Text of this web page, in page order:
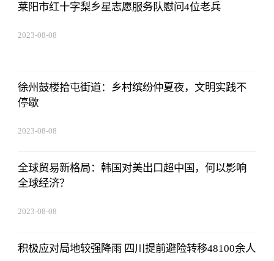
莱阳市红十字梨乡星志愿服务队慰问4位老兵
2023-08-08
徐州鼓楼拾屯街道：乡村缤纷仲夏夜，文明实践不
停歇
2023-08-08
全球贸易新格局：韩国对美出口超中国，何以影响
全球经济？
2023-08-08
积极应对局地较强降雨 四川提前避险转移48100余人